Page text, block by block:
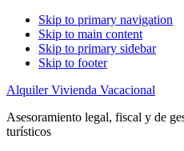
Skip to primary navigation
Skip to main content
Skip to primary sidebar
Skip to footer
Alquiler Vivienda Vacacional
Asesoramiento legal, fiscal y de
turísticos